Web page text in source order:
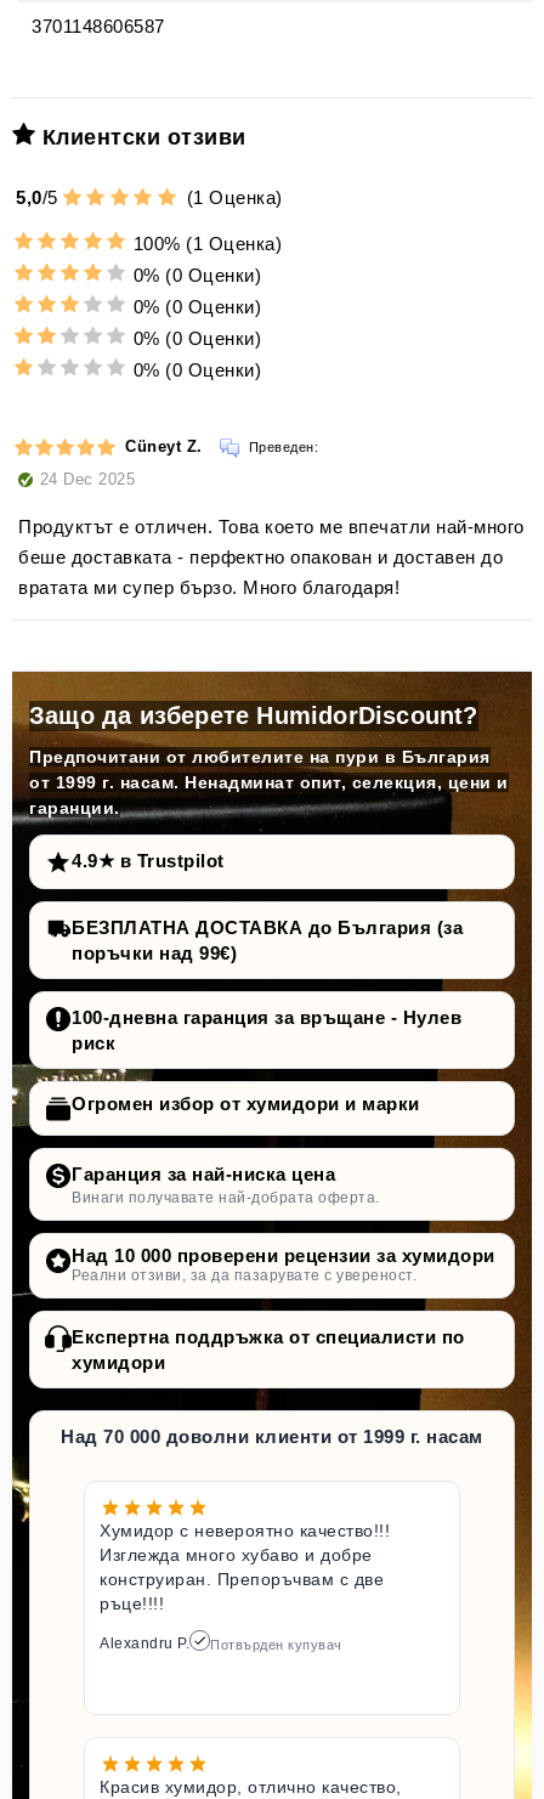
3701148606587
Клиентски отзиви
5,0/5 (1 Оценка)
100% (1 Оценка)
0% (0 Оценки)
0% (0 Оценки)
0% (0 Оценки)
0% (0 Оценки)
Cüneyt Z. Преведен:
24 Dec 2025
Продуктът е отличен. Това което ме впечатли най-много
беше доставката - перфектно опакован и доставен до
вратата ми супер бързо. Много благодаря!
Защо да изберете HumidorDiscount?
Предпочитани от любителите на пури в България
от 1999 г. насам. Ненадминат опит, селекция, цени и
гаранции.
4.9★ в Trustpilot
БЕЗПЛАТНА ДОСТАВКА до България (за
поръчки над 99€)
100-дневна гаранция за връщане - Нулев
риск
Огромен избор от хумидори и марки
Гаранция за най-ниска цена
Винаги получавате най-добрата оферта.
Над 10 000 проверени рецензии за хумидори
Реални отзиви, за да пазарувате с увереност.
Експертна поддръжка от специалисти по
хумидори
Над 70 000 доволни клиенти от 1999 г. насам
Хумидор с невероятно качество!!!
Изглежда много хубаво и добре
конструиран. Препоръчвам с две
ръце!!!!
Alexandru P. Потвърден купувач
Красив хумидор, отлично качество,